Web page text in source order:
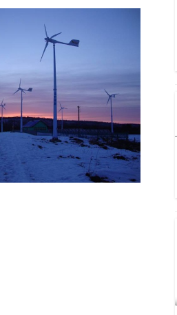
מערכת סולארית ברשת 10
בקר מטען רוח MPPT ...